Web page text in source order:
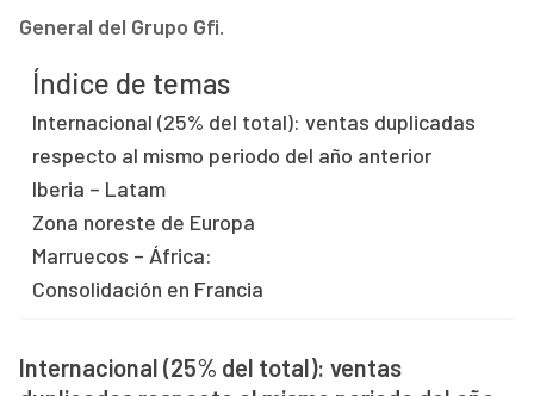
General del Grupo Gfi.
Índice de temas
Internacional (25% del total): ventas duplicadas
respecto al mismo periodo del año anterior
Iberia – Latam
Zona noreste de Europa
Marruecos – África:
Consolidación en Francia
Internacional (25% del total): ventas